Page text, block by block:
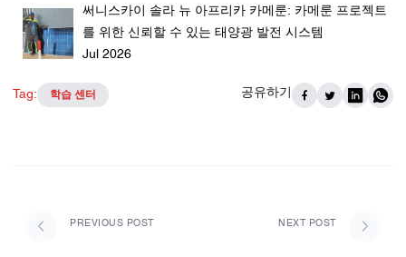
써니스카이 솔라 뉴 아프리카 카메룬: 카메룬 프로젝트
를 위한 신뢰할 수 있는 태양광 발전 시스템
Jul 2026
Tag: 학습 센터 공유하기
PREVIOUS POST NEXT POST